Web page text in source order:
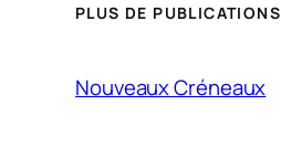
PLUS DE PUBLICATIONS
Nouveaux Créneaux